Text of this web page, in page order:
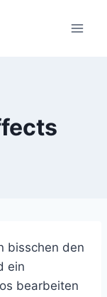
bisschen den
ein
bearbeiten